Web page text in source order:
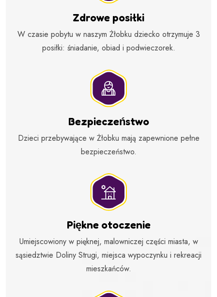
Zdrowe posiłki
W czasie pobytu w naszym Żłobku dziecko otrzymuje 3
posiłki: śniadanie, obiad i podwieczorek.
Bezpieczeństwo
Dzieci przebywające w Żłobku mają zapewnione pełne
bezpieczeństwo.
Piękne otoczenie
Umiejscowiony w pięknej, malowniczej części miasta, w
sąsiedztwie Doliny Strugi, miejsca wypoczynku i rekreacji
mieszkańców.